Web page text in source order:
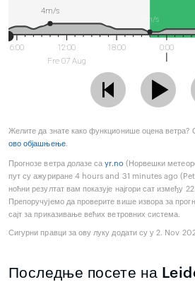
6:00
12:00
Fre 07 Aug
18:00 0:00
4m/s
1m/s
Желите да знате како функционише оцена ветра?
ово објашњење.
Прогнозе ветра долазе саyr.no (Норвешки
пут су ажуриране 4 hours and 31 minutes ago
ноћни резултат вам показује најгори сат између
Препоручујемо да проверите више извора за
сајт за приказивање већих ветровних система.
Сигурни правци за ову луку додати су у 2. Nov
Последње посете на